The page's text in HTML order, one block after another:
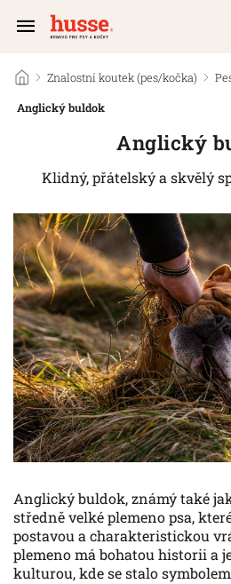
/ Znalostní koutek (pes/kočka) /
Anglický buldok
Anglický
Klidný, přátelský a skvělý
Anglický buldok, známý také
středně velké plemeno psa,
postavou a charakteristickou
plemeno má bohatou historii a
kulturou, kde se stalo